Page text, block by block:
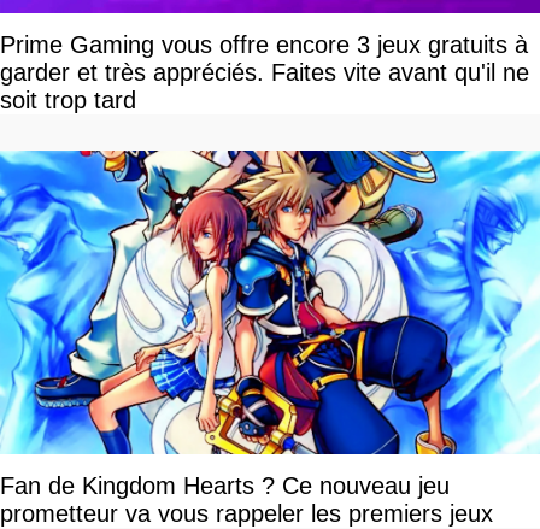
Prime Gaming vous offre encore 3 jeux gratuits à
garder et très appréciés. Faites vite avant qu'il ne
soit trop tard
Fan de Kingdom Hearts ? Ce nouveau jeu
prometteur va vous rappeler les premiers jeux